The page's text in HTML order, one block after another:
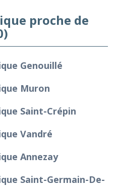
proche de
Genouillé
Muron
Saint-Crépin
Vandré
Annezay
Saint-Germain-De-